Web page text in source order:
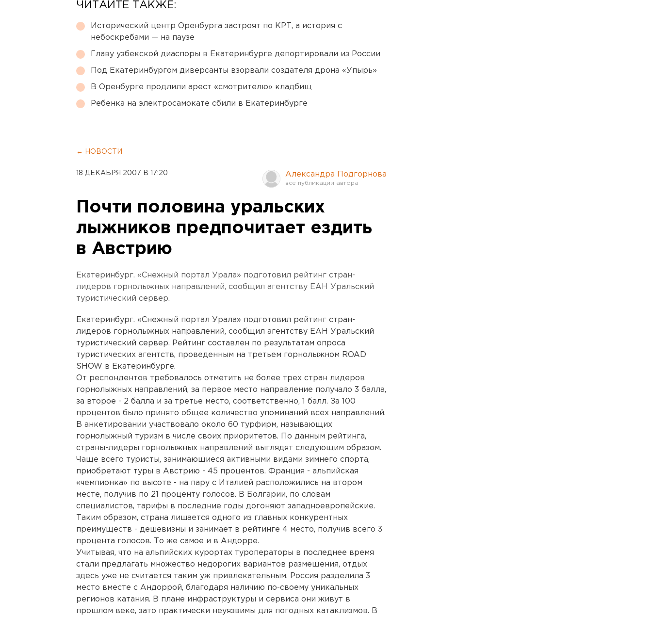
ЧИТАЙТЕ ТАКЖЕ:
Исторический центр Оренбурга застроят по КРТ, а история с
небоскребами — на паузе
Главу узбекской диаспоры в Екатеринбурге депортировали из России
Под Екатеринбургом диверсанты взорвали создателя дрона «Упырь»
В Оренбурге продлили арест «смотрителю» кладбищ
Ребенка на электросамокате сбили в Екатеринбурге
← НОВОСТИ
18 ДЕКАБРЯ 2007 В 17:20 Александра Подгорнова
Почти половина уральских
лыжников предпочитает ездить
в Австрию
Екатеринбург. «Снежный портал Урала» подготовил рейтинг стран-
лидеров горнолыжных направлений, сообщил агентству ЕАН Уральский
туристический сервер.
Екатеринбург. «Снежный портал Урала» подготовил рейтинг стран-
лидеров горнолыжных направлений, сообщил агентству ЕАН Уральский
туристический сервер. Рейтинг составлен по результатам опроса
туристических агентств, проведенным на третьем горнолыжном ROAD
SHOW в Екатеринбурге.
От респондентов требовалось отметить не более трех стран лидеров
горнолыжных направлений, за первое место направление получало 3 балла,
за второе - 2 балла и за третье место, соответственно, 1 балл. За 100
процентов было принято общее количество упоминаний всех направлений.
В анкетировании участвовало около 60 турфирм, называющих
горнолыжный туризм в числе своих приоритетов. По данным рейтинга,
страны-лидеры горнолыжных направлений выглядят следующим образом.
Чаще всего туристы, занимающиеся активными видами зимнего спорта,
приобретают туры в Австрию - 45 процентов. Франция - альпийская
«чемпионка» по высоте - на пару с Италией расположились на втором
месте, получив по 21 проценту голосов. В Болгарии, по словам
специалистов, тарифы в последние годы догоняют западноевропейские.
Таким образом, страна лишается одного из главных конкурентных
преимуществ - дешевизны и занимает в рейтинге 4 место, получив всего 3
процента голосов. То же самое и в Андорре.
Учитывая, что на альпийских курортах туроператоры в последнее время
стали предлагать множество недорогих вариантов размещения, отдых
здесь уже не считается таким уж привлекательным. Россия разделила 3
место вместе с Андоррой, благодаря наличию по-своему уникальных
регионов катания. В плане инфраструктуры и сервиса они живут в
прошлом веке, зато практически неуязвимы для погодных катаклизмов. В